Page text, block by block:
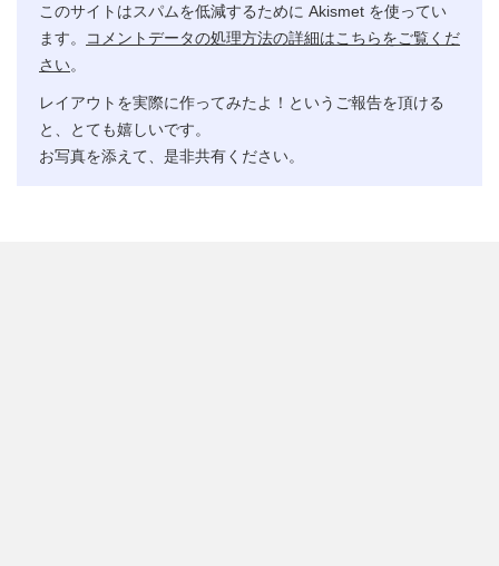
このサイトはスパムを低減するために Akismet を使ってい
ます。
コメントデータの処理方法の詳細はこちらをご覧くだ
さい。
レイアウトを実際に作ってみたよ！というご報告を頂ける
と、とても嬉しいです。
お写真を添えて、是非共有ください。